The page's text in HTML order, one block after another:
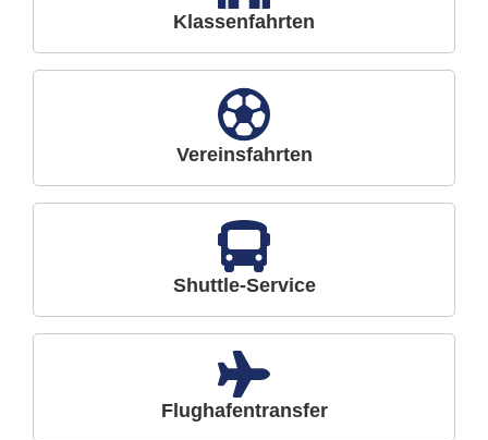
Klassenfahrten
Vereinsfahrten
Shuttle-Service
Flughafentransfer